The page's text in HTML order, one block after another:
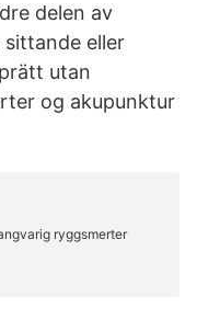
delen av
eller
utan
og akupunktur